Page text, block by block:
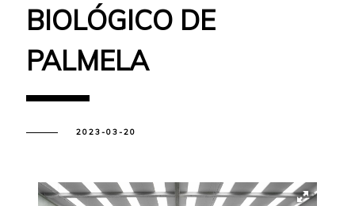
BIOLÓGICO DE
PALMELA
2023-03-20